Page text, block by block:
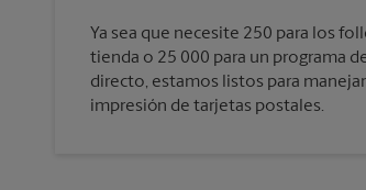
Ya sea que necesite 250 para los
tienda o 25 000 para un programa
directo, estamos listos para
impresión de tarjetas postales.